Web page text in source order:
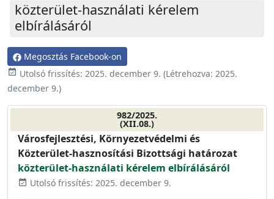
közterület-használati kérelem
elbírálásáról
Megosztás Facebook-on
event_available Utolsó frissítés: 2025. december 9. (Létrehozva: 2025.
december 9.)
982/2025.
(XII.08.)
Városfejlesztési, Környezetvédelmi és
Közterület-hasznosítási Bizottsági határozat
közterület-használati kérelem elbírálásáról
event_available Utolsó frissítés: 2025. december 9.